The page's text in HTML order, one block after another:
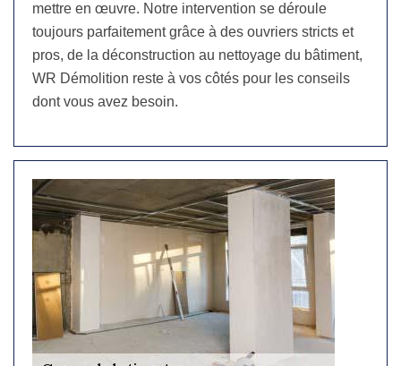
mettre en œuvre. Notre intervention se déroule
toujours parfaitement grâce à des ouvriers stricts et
pros, de la déconstruction au nettoyage du bâtiment,
WR Démolition reste à vos côtés pour les conseils
dont vous avez besoin.